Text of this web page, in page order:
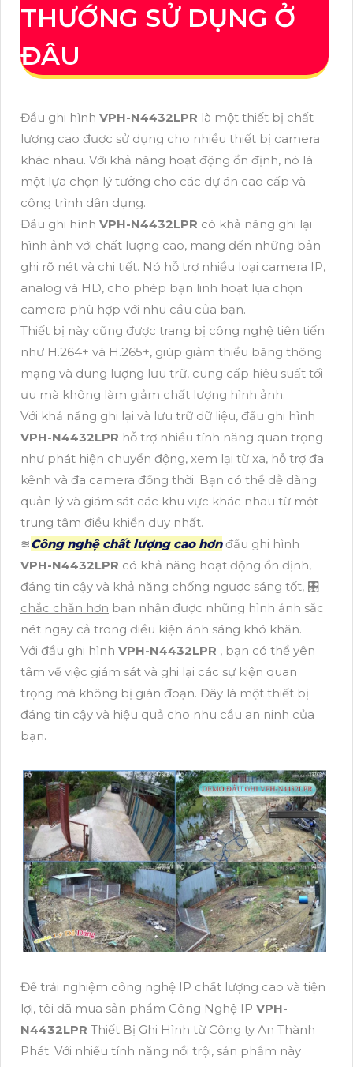
THƯỚNG SỬ DỤNG Ở
ĐÂU
Đầu ghi hình VPH-N4432LPR là một thiết bị chất
lượng cao được sử dụng cho nhiều thiết bị camera
khác nhau. Với khả năng hoạt động ổn định, nó là
một lựa chọn lý tưởng cho các dự án cao cấp và
công trình dân dụng.
Đầu ghi hình VPH-N4432LPR có khả năng ghi lại
hình ảnh với chất lượng cao, mang đến những bản
ghi rõ nét và chi tiết. Nó hỗ trợ nhiều loại camera IP,
analog và HD, cho phép bạn linh hoạt lựa chọn
camera phù hợp với nhu cầu của bạn.
Thiết bị này cũng được trang bị công nghệ tiên tiến
như H.264+ và H.265+, giúp giảm thiểu băng thông
mạng và dung lượng lưu trữ, cung cấp hiệu suất tối
ưu mà không làm giảm chất lượng hình ảnh.
Với khả năng ghi lại và lưu trữ dữ liệu, đầu ghi hình
VPH-N4432LPR hỗ trợ nhiều tính năng quan trọng
như phát hiện chuyển động, xem lại từ xa, hỗ trợ đa
kênh và đa camera đồng thời. Bạn có thể dễ dàng
quản lý và giám sát các khu vực khác nhau từ một
trung tâm điều khiển duy nhất.
≋Công nghệ chất lượng cao hơnđầu ghi hình
VPH-N4432LPR có khả năng hoạt động ổn định,
đáng tin cậy và khả năng chống ngược sáng tốt, 🎛
chắc chắn hơn bạn nhận được những hình ảnh sắc
nét ngay cả trong điều kiện ánh sáng khó khăn.
Với đầu ghi hình VPH-N4432LPR , bạn có thể yên
tâm về việc giám sát và ghi lại các sự kiện quan
trọng mà không bị gián đoạn. Đây là một thiết bị
đáng tin cậy và hiệu quả cho nhu cầu an ninh của
bạn.
Để trải nghiệm công nghệ IP chất lượng cao và tiện
lợi, tôi đã mua sản phẩm Công Nghệ IP VPH-
N4432LPR Thiết Bị Ghi Hình từ Công ty An Thành
Phát. Với nhiều tính năng nổi trội, sản phẩm này